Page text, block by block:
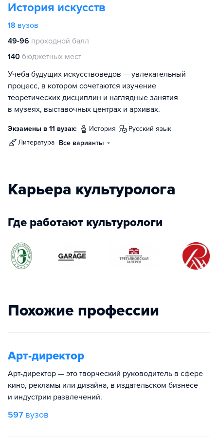
История искусств
18 вузов
49-96 проходной балл
140 бюджетных мест
Учеба будущих искусствоведов — увлекательный
процесс, в котором сочетаются изучение
теоретических дисциплин и наглядные занятия
в музеях, выставочных центрах и архивах.
Экзамены в 11 вузах: история
русский язык
литература Все варианты
Карьера культуролога
Где работают культурологи
Похожие профессии
Арт-директор
Арт-директор — это творческий руководитель в сфере
кино, рекламы или дизайна, в издательском бизнесе
и индустрии развлечений.
597 вузов